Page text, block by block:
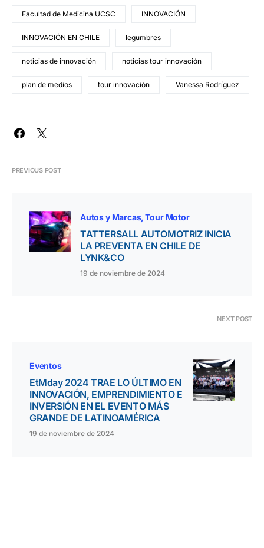
Facultad de Medicina UCSC INNOVACIÓN
INNOVACIÓN EN CHILE legumbres
noticias de innovación noticias tour innovación
plan de medios tour innovación Vanessa Rodríguez
PREVIOUS POST
Autos y Marcas Tour Motor
TATTERSALL AUTOMOTRIZ INICIA
LA PREVENTA EN CHILE DE
LYNK&CO
19 de noviembre de 2024
NEXT POST
Eventos
EtMday 2024 TRAE LO ÚLTIMO EN
INNOVACIÓN, EMPRENDIMIENTO E
INVERSIÓN EN EL EVENTO MÁS
GRANDE DE LATINOAMÉRICA
19 de noviembre de 2024